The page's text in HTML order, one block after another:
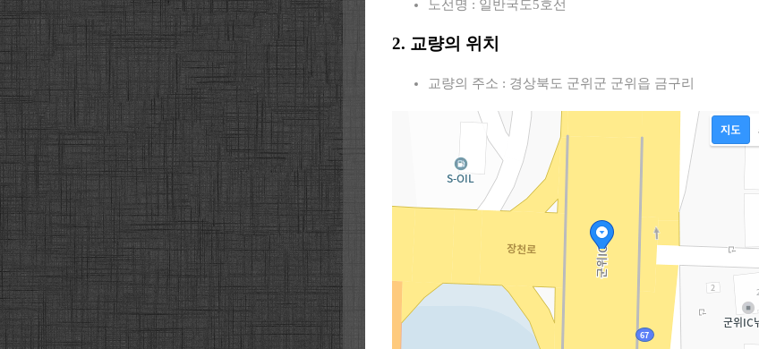
노선명 : 일반국도5호선
2. 교량의 위치
교량의 주소 : 경상북도 군위군 군위읍 금구리